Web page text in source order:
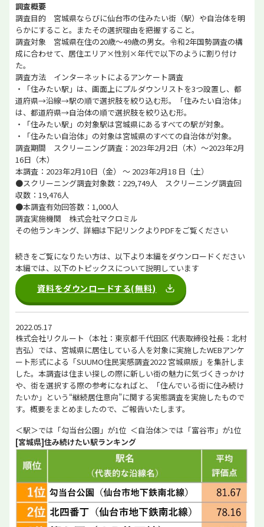
調査概要
調査目的 宮城県ならびに仙台市の住みたい街（駅）や自治体を明
らかにすること。またその選択理由を把握すること。
調査対象 宮城県在住の20歳～49歳の男女。令和2年国勢調査の構
成に合わせて、居住エリア×性別×年代で以下のように割り付け
た。
調査方法 インターネットによるアンケート調査
・「住みたい駅」は、画面上にプルダウンリストを3つ設置し、都
道府県→沿線→駅の順で選択肢を絞り込む形。「住みたい自治体」
は、都道府県→自治体の順で選択肢を絞り込む形。
・「住みたい駅」の対象駅は宮城県にあるすべての駅が対象。
・「住みたい自治体」の対象は宮城県のすべての自治体が対象。
調査期間 スクリーニング調査：2023年2月2日（木）～2023年2月
16日（木）
本調査：2023年2月10日（金） ～ 2023年2月18 日（土）
●スクリーニング調査対象数：229,749人 スクリーニング調査回
収数：19,476人
●本調査有効回答数：1,000人
調査実施機関 株式会社マクロミル
その他ランキング、詳細は下記リンクよりPDFをご覧ください
続きをご覧になりたい方は、以下より本編をダウンロードください
本編では、以下のトピックスについて説明しています
資料をダウンロードする(無料)
2022.05.17
株式会社リクルート（本社：東京都千代田区 代表取締役社長：北村
吉弘）では、宮城県に居住している人を対象に実施したWEBアンケ
ート形式による「SUUMO住民実感調査2022 宮城県版」を集計しま
した。本調査は住まい探しの際に新しい街の魅力に気づくきっかけ
や、街を選択する際の参考になればと、「住んでいる街に住み続け
たいか」という“継続居住意向”に関する実態調査を実施したもので
す。概要をまとめましたので、ご報告いたします。
＜駅＞では「勾当台公園」が1位 ＜自治体＞では「富谷市」が1位
[宮城県]住み続けたい駅ランキング